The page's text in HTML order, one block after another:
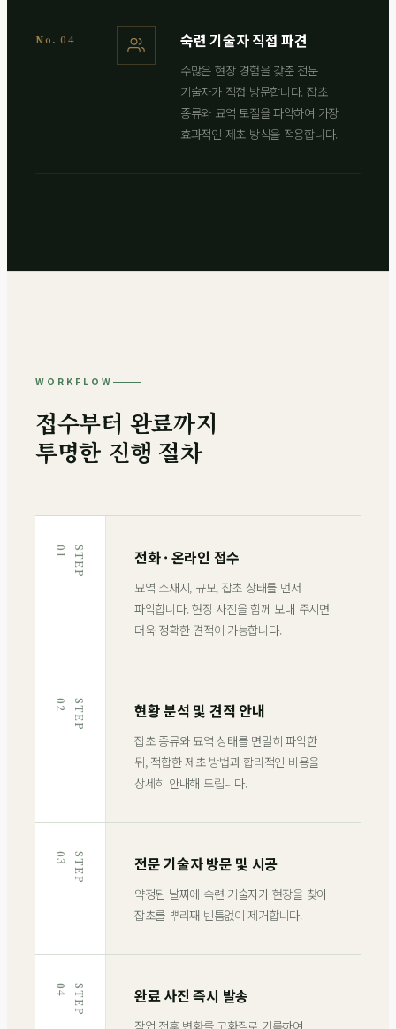
No. 04 숙련 기술자 직접 파견
수많은 현장 경험을 갖춘 전문
기술자가 직접 방문합니다. 잡초
종류와 묘역 토질을 파악하여 가장
효과적인 제초 방식을 적용합니다.
WORKFLOW
접수부터 완료까지
투명한 진행 절차
S
T
E
P
0
1 전화 · 온라인 접수
묘역 소재지, 규모, 잡초 상태를 먼저
파악합니다. 현장 사진을 함께 보내 주시면
더욱 정확한 견적이 가능합니다.
S
T
E
P
0
2 현황 분석 및 견적 안내
잡초 종류와 묘역 상태를 면밀히 파악한
뒤, 적합한 제초 방법과 합리적인 비용을
상세히 안내해 드립니다.
S
T
E
P
0
3 전문 기술자 방문 및 시공
약정된 날짜에 숙련 기술자가 현장을 찾아
잡초를 뿌리째 빈틈없이 제거합니다.
S
T
E
P
0
4 완료 사진 즉시 발송
작업 전후 변화를 고화질로 기록하여